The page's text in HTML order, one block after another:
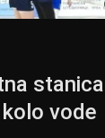
vode